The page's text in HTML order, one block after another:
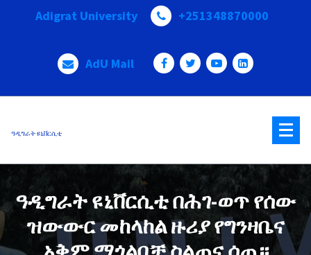
Adigrat University +251348870000
AdU Mail
ዓዲግራት ዩኒቨርሲቲ
ዓዲግራት ዩኒቨርሲቲ በሕገ-ወጥ የሰው
ዝውውር መከላከል ዙሪያ የግንዛቤና